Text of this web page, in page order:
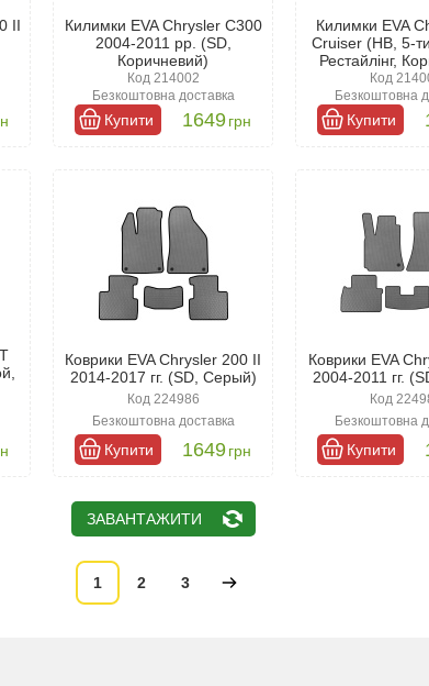
II
Килимки EVA Chrysler C300
2004-2011 рр. (SD,
Коричневий)
Код 214002
Безкоштовна доставка
Купити 1649грн
Килимки EVA
Cruiser (HB, 5-
Рестайлінг,
Код
Безкоштовна
Купити
Коврики EVA Chrysler 200 II
2014-2017 гг. (SD, Серый)
Код 224986
Безкоштовна доставка
Купити 1649грн
Коврики EVA
2004-2011 гг.
Код
Безкоштовна
Купити
ЗАВАНТАЖИТИ
1 2 3